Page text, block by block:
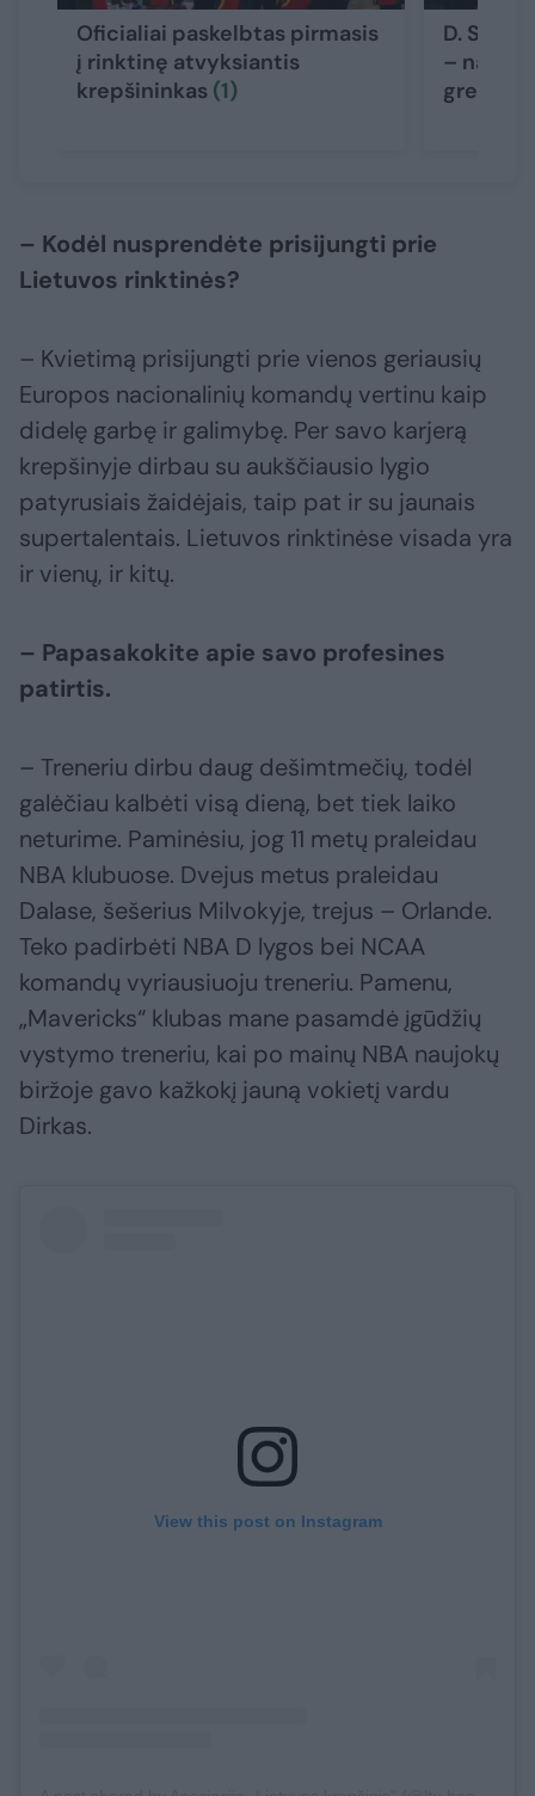
Oficialiai paskelbtas pirmasis
į rinktinę atvyksiantis
krepšininkas (1)
D.
–
gresia
– Kodėl nusprendėte prisijungti prie
Lietuvos rinktinės?
– Kvietimą prisijungti prie vienos geriausių
Europos nacionalinių komandų vertinu kaip
didelę garbę ir galimybę. Per savo karjerą
krepšinyje dirbau su aukščiausio lygio
patyrusiais žaidėjais, taip pat ir su jaunais
supertalentais. Lietuvos rinktinėse visada yra
ir vienų, ir kitų.
– Papasakokite apie savo profesines
patirtis.
– Treneriu dirbu daug dešimtmečių, todėl
galėčiau kalbėti visą dieną, bet tiek laiko
neturime. Paminėsiu, jog 11 metų praleidau
NBA klubuose. Dvejus metus praleidau
Dalase, šešerius Milvokyje, trejus – Orlande.
Teko padirbėti NBA D lygos bei NCAA
komandų vyriausiuoju treneriu. Pamenu,
„Mavericks“ klubas mane pasamdė įgūdžių
vystymo treneriu, kai po mainų NBA naujokų
biržoje gavo kažkokį jauną vokietį vardu
Dirkas.
View this post on Instagram